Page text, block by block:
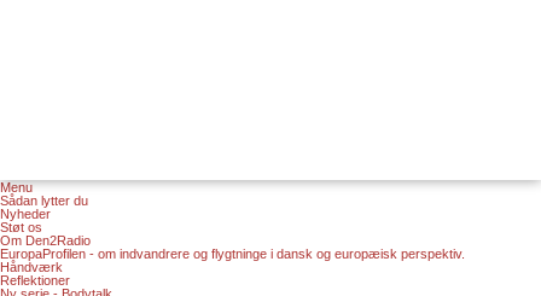
Menu
Sådan lytter du
Nyheder
Støt os
Om Den2Radio
EuropaProfilen - om indvandrere og flygtninge i dansk og europæisk perspektiv.
Håndværk
Reflektioner